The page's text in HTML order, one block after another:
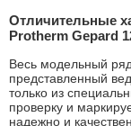
Отличительные
Protherm Gepard
Весь модельный
представленный
только из
проверку и
надежно и